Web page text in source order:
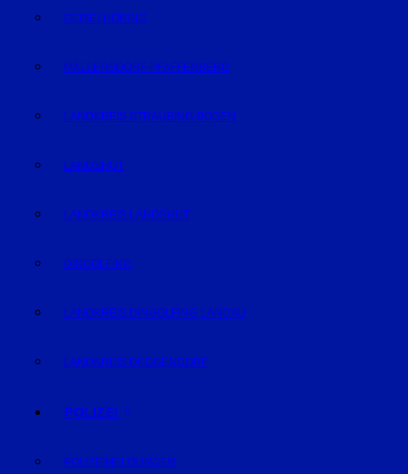
GEISELHÖRING
MALLERSDORF-PFAFFENBERG
LANDKREIS STRAUBING-BOGEN
LANDSHUT
LANDKREIS LANDSHUT
DINGOLFING
LANDKREIS DINGOLFING-LANDAU
LANDKREIS DEGGENDORF
POLIZEI
POLIZEIMELDUNGEN